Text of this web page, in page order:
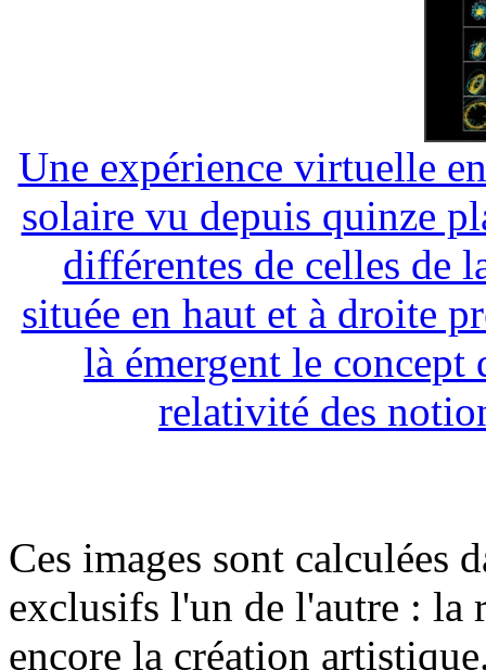
Une expérience virtuelle
solaire vu depuis quinze
différentes de celles de
située en haut et à droite
là émergent le
relativité des
Ces images sont calculées
exclusifs l'un de l'autre : la
encore la création